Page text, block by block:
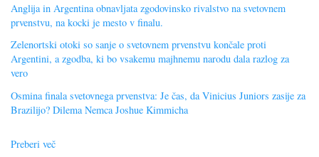
Anglija in Argentina obnavljata zgodovinsko rivalstvo na svetovnem
prvenstvu, na kocki je mesto v finalu.
Zelenortski otoki so sanje o svetovnem prvenstvu končale proti
Argentini, a zgodba, ki bo vsakemu majhnemu narodu dala razlog za
vero
Osmina finala svetovnega prvenstva: Je čas, da Vinicius Juniors zasije za
Brazilijo? Dilema Nemca Joshue Kimmicha
Preberi več